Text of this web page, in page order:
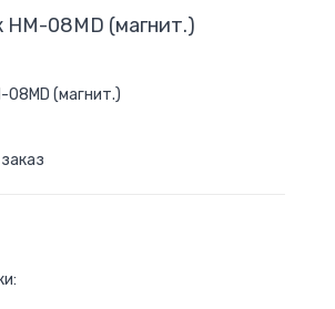
НМ-08MD (магнит.)
(магнит.)